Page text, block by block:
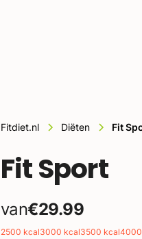
Fitdiet.nl Diëten Fit
Fit Sport
van€29.99
2500 kcal3000 kcal3500 kcal